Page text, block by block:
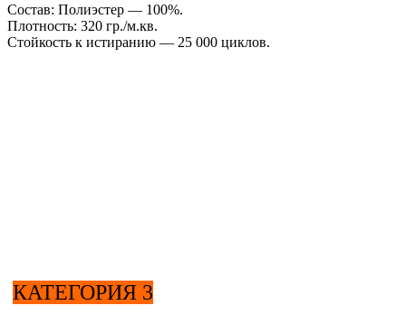
Состав: Полиэстер — 100%.
Плотность: 320 гр./м.кв.
Стойкость к истиранию — 25 000 циклов.
КАТЕГОРИЯ 3